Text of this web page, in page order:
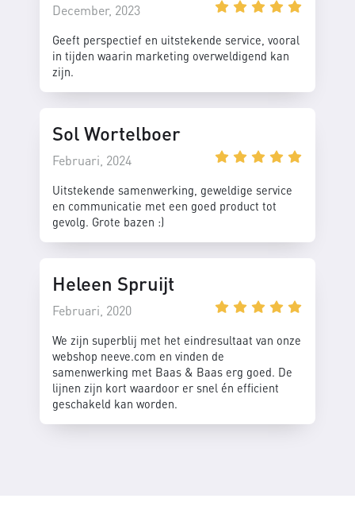
December, 2023
Geeft perspectief en uitstekende service, vooral
in tijden waarin marketing overweldigend kan
zijn.
Sol Wortelboer
Februari, 2024
Uitstekende samenwerking, geweldige service
en communicatie met een goed product tot
gevolg. Grote bazen :)
Heleen Spruijt
Februari, 2020
We zijn superblij met het eindresultaat van onze
webshop neeve.com en vinden de
samenwerking met Baas & Baas erg goed. De
lijnen zijn kort waardoor er snel én efficient
geschakeld kan worden.